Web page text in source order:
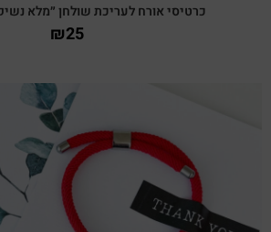
כרטיסי אורח לעריכת שולחן ״מלא
₪25